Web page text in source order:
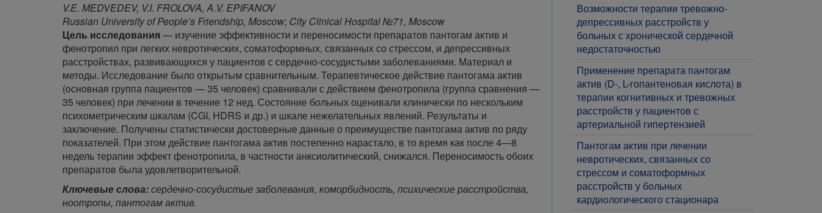
V.E. MEDVEDEV, V.I. FROLOVA, A.V. EPIFANOV
Russian University of People’s Friendship, Moscow; City Clinical Hospital №71, Moscow
Цель исследования — изучение эффективности и переносимости препаратов пантогам актив и
фенотропил при легких невротических, соматоформных, связанных со стрессом, и депрессивных
расстройствах, развивающихся у пациентов с сердечно-сосудистыми заболеваниями. Материал и
методы. Исследование было открытым сравнительным. Терапевтическое действие пантогама актив
(основная группа пациентов — 35 человек) сравнивали с действием фенотропила (группа сравнения —
35 человек) при лечении в течение 12 нед. Состояние больных оценивали клинически по нескольким
психометрическим шкалам (CGI, HDRS и др.) и шкале нежелательных явлений. Результаты и
заключение. Получены статистически достоверные данные о преимуществе пантогама актив по ряду
показателей. При этом действие пантогама актив постепенно нарастало, в то время как после 4—8
недель терапии эффект фенотропила, в частности анксиолитический, снижался. Переносимость обоих
препаратов была удовлетворительной.
Ключевые слова:сердечно-сосудистые заболевания, коморбидность, психические расстройства,
ноотропы, пантогам актив.
Возможности терапии тревожно-
депрессивных расстройств у
больных с хронической сердечной
недостаточностью
Применение препарата пантогам
актив (D-, L-гопантеновая кислота) в
терапии когнитивных и тревожных
расстройств у пациентов с
артериальной гипертензией
Пантогам актив при лечении
невротических, связанных со
стрессом и соматоформных
расстройств у больных
кардиологического стационара